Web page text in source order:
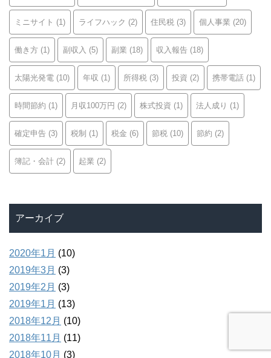
ミニサイト (1) ライフハック (2) 住民税 (3) 個人事業 (20)
働き方 (1) 副収入 (5) 副業 (18) 収入報告 (18)
太陽光発電 (10) 年収 (1) 所得税 (3) 投資 (2) 携帯電話 (1)
時間節約 (1) 月収100万円 (2) 株式投資 (1) 法人成り (1)
確定申告 (3) 税制 (1) 税金 (6) 節税 (10) 節約 (2)
簿記・会計 (2) 起業 (2)
アーカイブ
2020年1月 (10)
2019年3月 (3)
2019年2月 (3)
2019年1月 (13)
2018年12月 (10)
2018年11月 (11)
2018年10月 (3)